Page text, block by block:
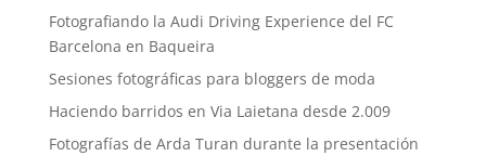
Fotografiando la Audi Driving Experience del FC
Barcelona en Baqueira
Sesiones fotográficas para bloggers de moda
Haciendo barridos en Via Laietana desde 2.009
Fotografías de Arda Turan durante la presentación